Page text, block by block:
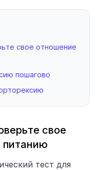
свое отношение
пошагово
свое
питанию
тест для